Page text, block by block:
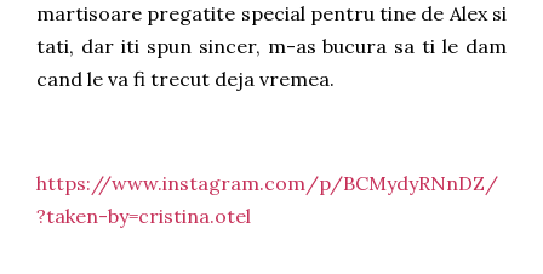
martisoare pregatite special pentru tine de Alex si
tati, dar iti spun sincer, m-as bucura sa ti le dam
cand le va fi trecut deja vremea.
https://www.instagram.com/p/BCMydyRNnDZ/
?taken-by=cristina.otel